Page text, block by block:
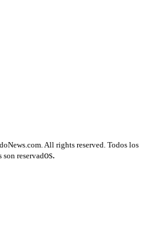
All rights reserved. Todos los
son reservados.